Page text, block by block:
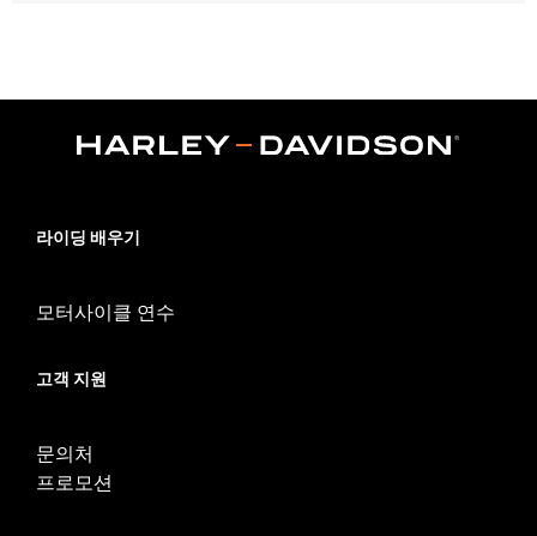
Sold In Units:Each
and installation hardware
라이딩 배우기
모터사이클 연수
고객 지원
문의처
프로모션